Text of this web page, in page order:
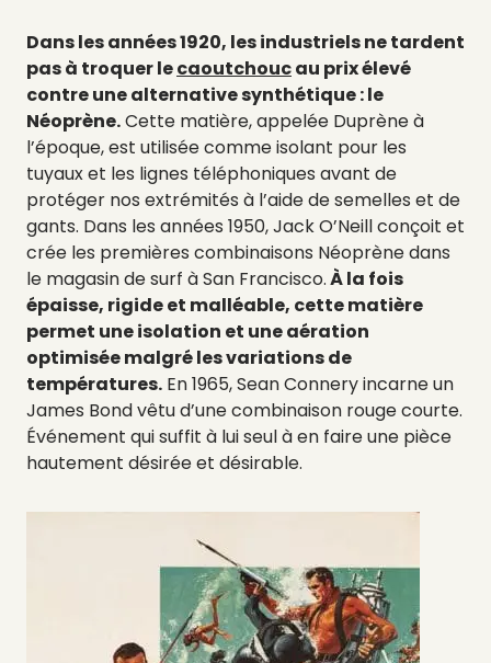
Dans les années 1920, les industriels ne tardent
pas à troquer lecaoutchoucau prix élevé
contre une alternative synthétique : le
Néoprène.Cette matière, appelée Duprène à
l’époque, est utilisée comme isolant pour les
tuyaux et les lignes téléphoniques avant de
protéger nos extrémités à l’aide de semelles et de
gants. Dans les années 1950,Jack O’Neill conçoit et
crée les premières combinaisons Néoprène dans
le magasin de surf à San Francisco.À la fois
épaisse, rigide et malléable, cette matière
permet une isolation et une aération
optimisée malgré les variations de
températures. En 1965, Sean Connery incarne un
James Bond vêtu d’une combinaison rouge courte.
Événement qui suffit à lui seul à en faire une pièce
hautement désirée et désirable.